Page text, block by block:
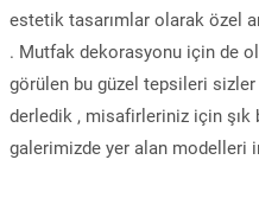
estetik tasarımlar olarak özel
. Mutfak dekorasyonu için de
görülen bu güzel tepsileri
derledik , misafirleriniz için şık
galerimizde yer alan modelleri